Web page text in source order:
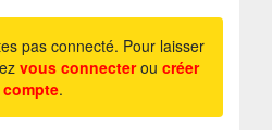
pas connecté. Pour laisser
vous connecterou créer
.